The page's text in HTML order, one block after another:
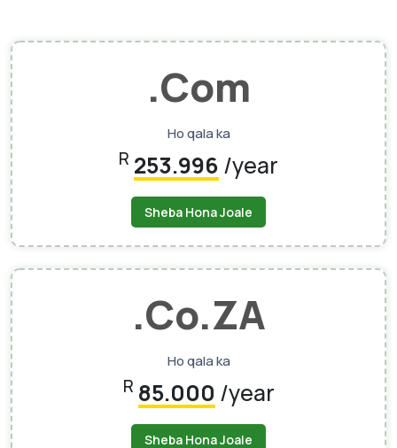
.Com
Ho qala ka
R 253.996 /year
Sheba Hona Joale
.Co.ZA
Ho qala ka
R 85.000 /year
Sheba Hona Joale